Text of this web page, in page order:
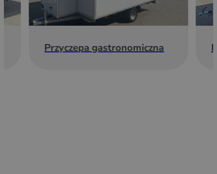
Przyczepa gastronomiczna